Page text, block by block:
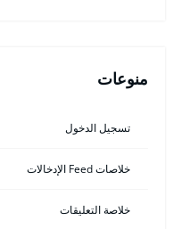
منوعات
تسجيل الدخول
خلاصات Feed الإدخالات
خلاصة التعليقات